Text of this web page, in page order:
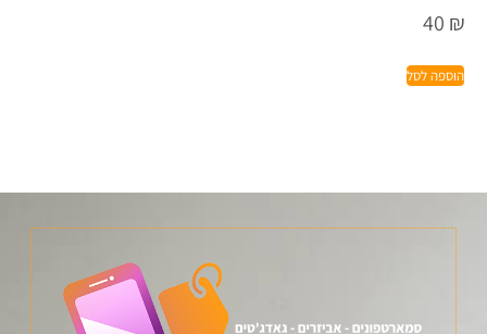
40 ₪
הוספה לסל